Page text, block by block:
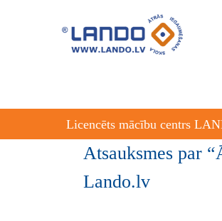
Licencēts mācību centrs
Atsauksmes par
Lando.lv